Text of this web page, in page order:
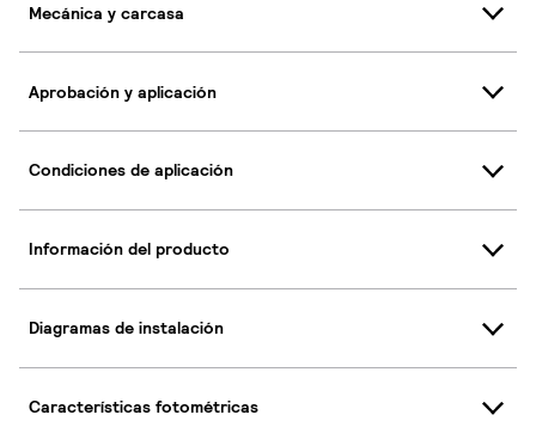
Mecánica y carcasa
Aprobación y aplicación
Condiciones de aplicación
Información del producto
Diagramas de instalación
Características fotométricas